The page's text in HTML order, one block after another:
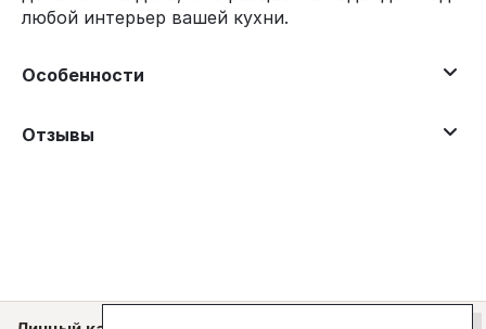
любой интерьер вашей кухни.
Особенности
Отзывы